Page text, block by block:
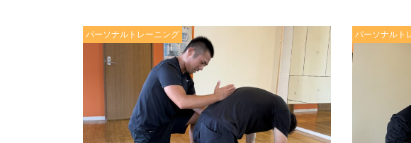
パーソナルトレーニング パーソナルト